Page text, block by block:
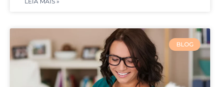
BLOG